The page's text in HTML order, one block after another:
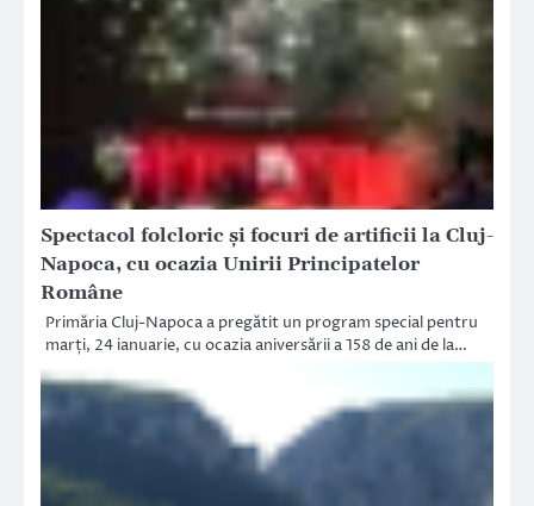
Spectacol folcloric și focuri de artificii la Cluj-
Napoca, cu ocazia Unirii Principatelor
Române
Primăria Cluj-Napoca a pregătit un program special pentru
marți, 24 ianuarie, cu ocazia aniversării a 158 de ani de la…